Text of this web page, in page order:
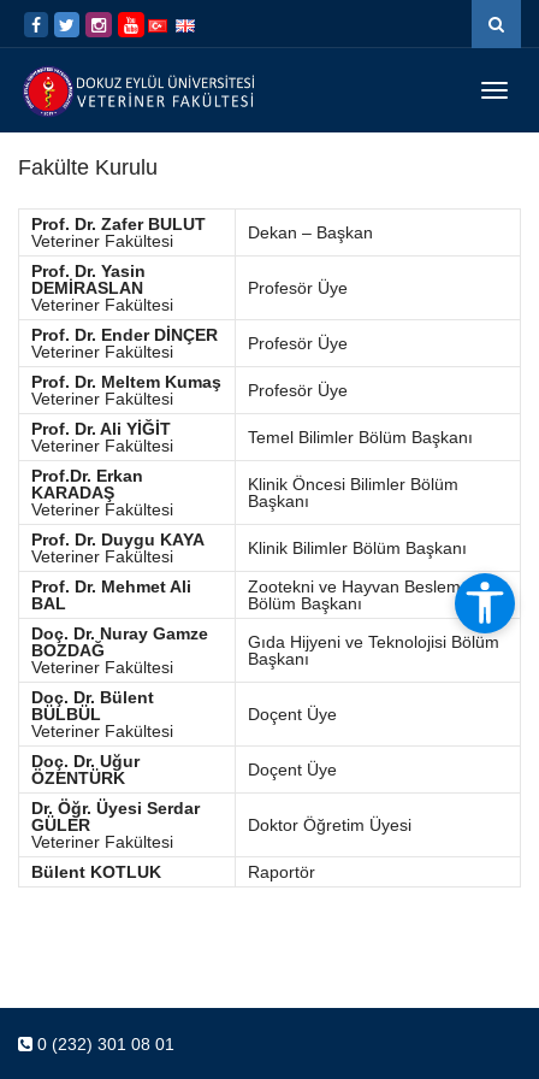
İçeriğe
atla
Navigasyona
atla
Fakülte Kurulu
Prof. Dr. Zafer BULUT
Veteriner Fakültesi
Dekan – Başkan
Prof. Dr. Yasin
DEMİRASLAN
Veteriner Fakültesi
Profesör Üye
Prof. Dr. Ender DİNÇER
Veteriner Fakültesi
Profesör Üye
Prof. Dr. Meltem Kumaş
Veteriner Fakültesi
Profesör Üye
Prof. Dr. Ali YİĞİT
Veteriner Fakültesi
Temel Bilimler Bölüm Başkanı
Prof.Dr. Erkan
KARADAŞ
Veteriner Fakültesi
Klinik Öncesi Bilimler Bölüm
Başkanı
Prof. Dr. Duygu KAYA
Veteriner Fakültesi
Klinik Bilimler Bölüm Başkanı
Prof. Dr. Mehmet Ali
BAL
Zootekni ve Hayvan Besleme
Bölüm Başkanı
Doç. Dr. Nuray Gamze
BOZDAĞ
Veteriner Fakültesi
Gıda Hijyeni ve Teknolojisi Bölüm
Başkanı
Doç. Dr. Bülent
BÜLBÜL
Veteriner Fakültesi
Doçent Üye
Doç. Dr. Uğur
ÖZENTÜRK
Doçent Üye
Dr. Öğr. Üyesi Serdar
GÜLER
Veteriner Fakültesi
Doktor Öğretim Üyesi
Bülent KOTLUK Raportör
0 (232) 301 08 01